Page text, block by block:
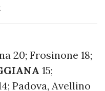
20; Frosinone 18;
15;
Padova, Avellino